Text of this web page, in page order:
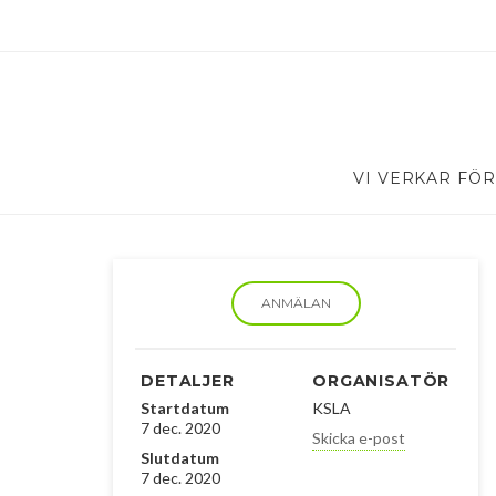
VI VERKAR FÖR
ANMÄLAN
DETALJER
Startdatum
7 dec. 2020
Slutdatum
7 dec. 2020
ORGANISATÖR
KSLA
Skicka e-post